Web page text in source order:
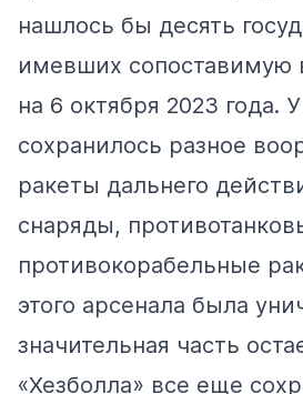
нашлось бы десять
имевших сопоставимую
на 6 октября 2023 года.
сохранилось разное
ракеты дальнего
снаряды,
противокорабельные
этого арсенала была
значительная часть
«Хезболла» все еще